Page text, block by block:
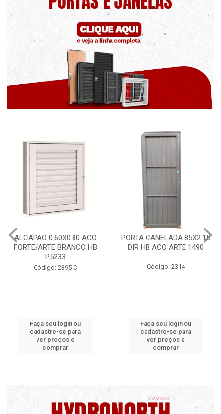
PORTA CANELADA 85X2.15
DIR HB ACO ARTE 1490
Código: 2314
Faça seu login ou
cadastre-se para
ver preços e
comprar
PORTA LAMINADA 60X215
DIR POP/MIX HB
Código: 2340
Faça seu login ou
cadastre-se para
ver preços e
comprar